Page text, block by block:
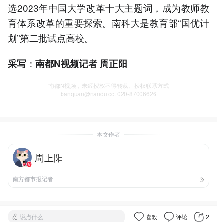
选2023年中国大学改革十大主题词，成为教师教
育体系改革的重要探索。南科大是教育部“国优计
划”第二批试点高校。
采写：南都N视频记者 周正阳
南都N视频，未经授权不得转载、授权联系方式
banquan@nandu.cc. 020-87006626
本文作者
周正阳
南方都市报记者
说点什么 喜欢 评论 2